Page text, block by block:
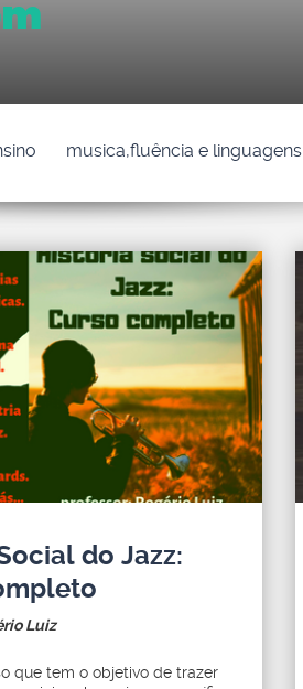
musica,fluência e linguagens
do Jazz:
Luiz
que tem o objetivo de trazer